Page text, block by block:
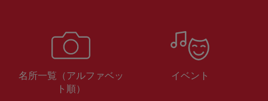
名所一覧（アルファベッ
ト順）
イベント